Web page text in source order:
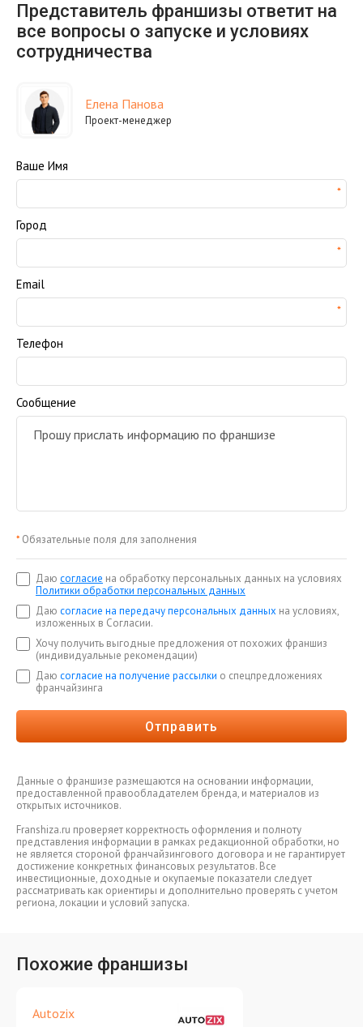
Представитель франшизы ответит на
все вопросы о запуске и условиях
сотрудничества
Елена Панова
Проект-менеджер
Ваше Имя
Город
Email
Телефон
Сообщение
* Обязательные поля для заполнения
Даю согласие на обработку персональных данных на условиях
Политики обработки персональных данных
Даю согласие на передачу персональных данных на условиях,
изложенных в Согласии.
Хочу получить выгодные предложения от похожих франшиз
(индивидуальные рекомендации)
Даю согласие на получение рассылки о спецпредложениях
франчайзинга
Отправить
Данные о франшизе размещаются на основании информации,
предоставленной правообладателем бренда, и материалов из
открытых источников.
Franshiza.ru проверяет корректность оформления и полноту
представления информации в рамках редакционной обработки, но
не является стороной франчайзингового договора и не гарантирует
достижение конкретных финансовых результатов. Все
инвестиционные, доходные и окупаемые показатели следует
рассматривать как ориентиры и дополнительно проверять с учетом
региона, локации и условий запуска.
Похожие франшизы
Autozix